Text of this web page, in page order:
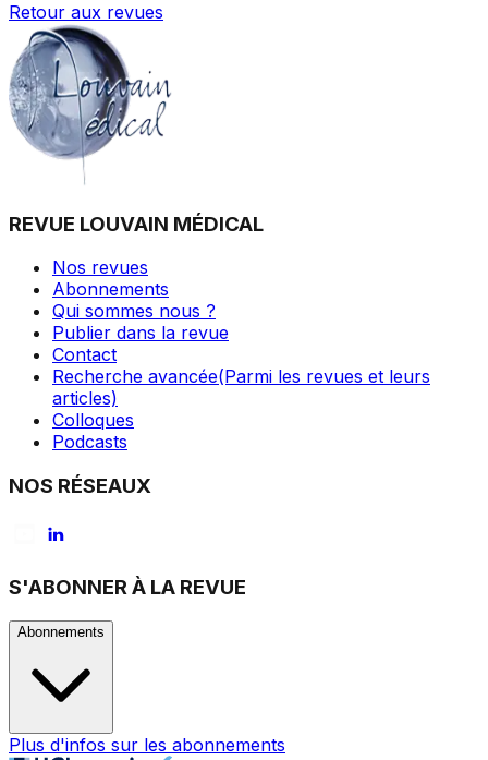
Retour aux revues
REVUE LOUVAIN MÉDICAL
Nos revues
Abonnements
Qui sommes nous ?
Publier dans la revue
Contact
Recherche avancée(Parmi les revues et leurs
articles)
Colloques
Podcasts
NOS RÉSEAUX
S'ABONNER À LA REVUE
Abonnements
Plus d'infos sur les abonnements